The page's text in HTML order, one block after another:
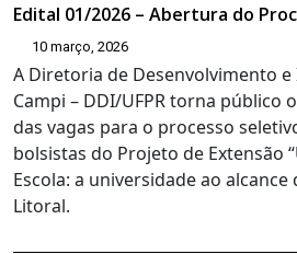
Edital 01/2026 – Abertura do
10 março, 2026
A Diretoria de Desenvolvimento
Campi – DDI/UFPR torna público
das vagas para o processo
bolsistas do Projeto de Extensão
Escola: a universidade ao
Litoral.